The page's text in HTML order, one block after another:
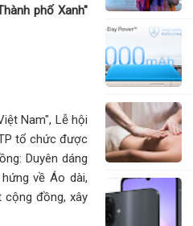
phố Xanh"
Nam", Lễ hội
tổ chức được
Duyên dáng
về Áo dài,
cộng đồng, xây